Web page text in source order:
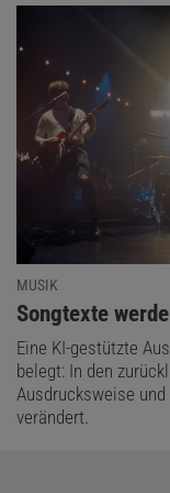
MUSIK
:
Songtexte
Eine KI-gestützte
belegt: In den
Ausdrucksweise
verändert.